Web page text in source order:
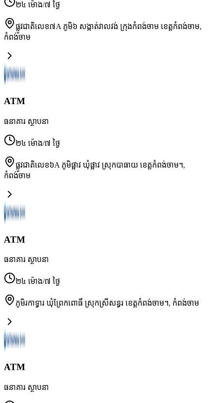
២៤ ម៉ោង/៧ ថ្ងៃ
ផ្លូវជាតិលេខ៧A ភូមិ៦ សង្កាត់វាលវង់ ក្រុងកំពង់ចាម ខេត្តកំពង់ចាម,
កំពង់ចាម
ATM
ធនាគារ ស្ថាបនា
២៤ ម៉ោង/៧ ថ្ងៃ
ផ្លូវជាតិលេខ៦A ភូមិផ្អាវ ឃុំផ្អាវ ស្រុកបាធាយ ខេត្តកំពង់ចាម។,
កំពង់ចាម
ATM
ធនាគារ ស្ថាបនា
២៤ ម៉ោង/៧ ថ្ងៃ
ភូមិរកាទ្វារ ឃុំព្រែកពោធិ៍ ស្រុកស្រីសន្ធរ ខេត្តកំពង់ចាម។, កំពង់ចាម
ATM
ធនាគារ ស្ថាបនា